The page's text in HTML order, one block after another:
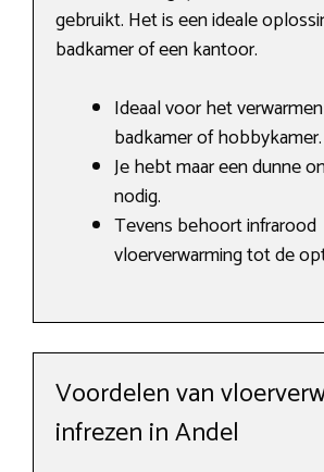
gebruikt. Het is een ideale
badkamer of een kantoor.
Ideaal voor het
badkamer of hobbykamer.
Je hebt maar een dunne
nodig.
Tevens behoort infrarood
vloerverwarming tot de
Voordelen van
infrezen in Andel